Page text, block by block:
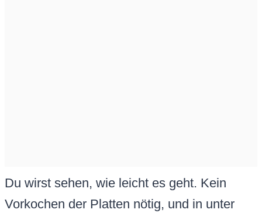
Du wirst sehen, wie leicht es geht. Kein
Vorkochen der Platten nötig, und in unter